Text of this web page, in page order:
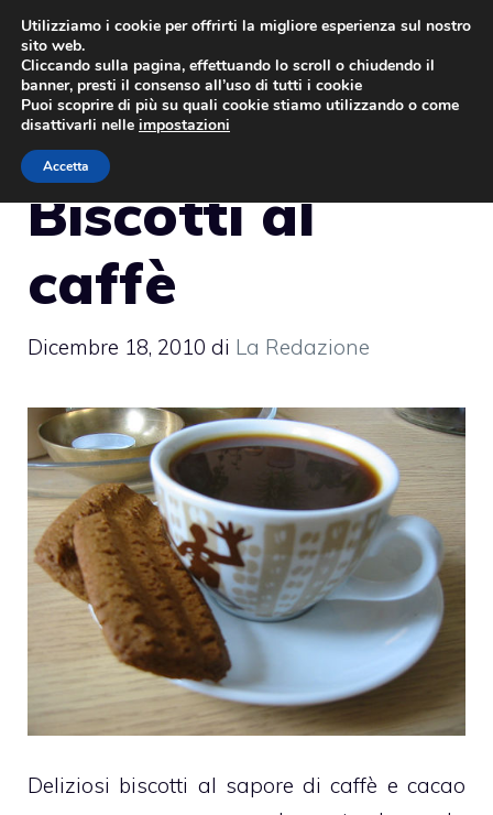
Vai
contenuto
Biscotti al
caffè
Dicembre 18, 2010 di La Redazione
Deliziosi biscotti al sapore dicaffè ecacao
Utilizziamo i cookie per offrirti la migliore esperienza sul nostro
sito web.
Cliccando sulla pagina, effettuando lo scroll o chiudendo il
banner, presti il consenso all’uso di tutti i cookie
Puoi scoprire di più su quali cookie stiamo utilizzando o come
disattivarli nelle impostazioni
Accetta